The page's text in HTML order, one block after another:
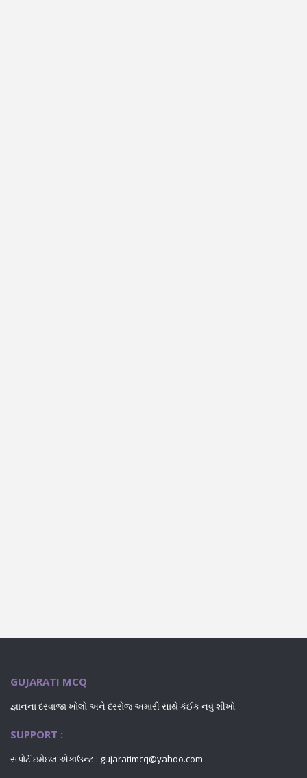
GUJARATI MCQ
જ્ઞાનના દરવાજા ખોલો અને દરરોજ અમારી સાથે કંઈક નવું શીખો.
SUPPORT :
સપોર્ટ ઇમેઇલ એકાઉન્ટ : gujaratimcq@yahoo.com